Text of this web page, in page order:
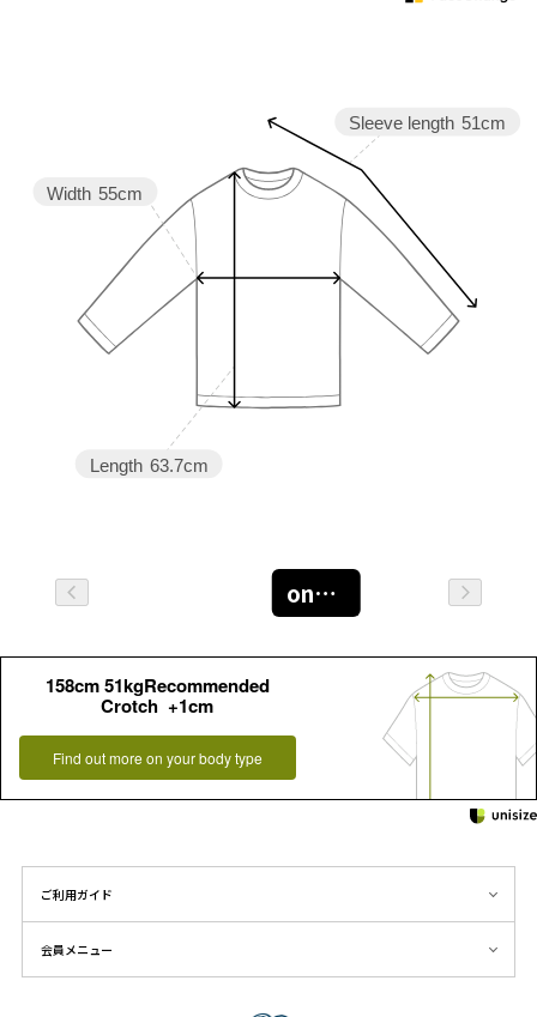
Sleeve length 51cm
Length 63.7cm
Width 55cm
oneｻｲｽﾞ
158cm 51kgRecommended
Crotch +1cm
Find out more on your body type
ご利用ガイド
会員メニュー